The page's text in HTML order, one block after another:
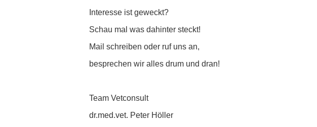
Interesse ist geweckt?
Schau mal was dahinter steckt!
Mail schreiben oder ruf uns an,
besprechen wir alles drum und dran!
Team Vetconsult
dr.med.vet. Peter Höller